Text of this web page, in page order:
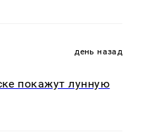
день назад
покажут лунную